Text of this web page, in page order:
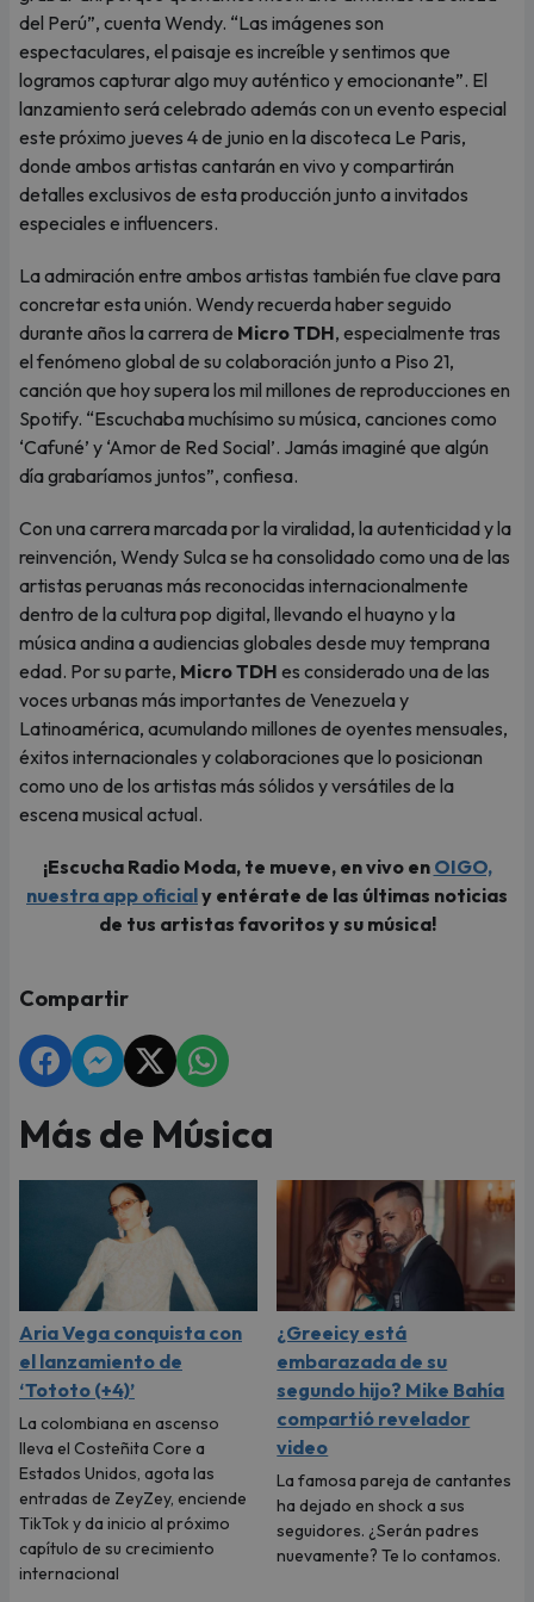
del Perú”, cuenta Wendy. “Las imágenes son
espectaculares, el paisaje es increíble y sentimos que
logramos capturar algo muy auténtico y emocionante”. El
lanzamiento será celebrado además con un evento especial
este próximo jueves 4 de junio en la discoteca Le Paris,
donde ambos artistas cantarán en vivo y compartirán
detalles exclusivos de esta producción junto a invitados
especiales e influencers.
La admiración entre ambos artistas también fue clave para
concretar esta unión. Wendy recuerda haber seguido
durante años la carrera de Micro TDH, especialmente tras
el fenómeno global de su colaboración junto a Piso 21,
canción que hoy supera los mil millones de reproducciones en
Spotify. “Escuchaba muchísimo su música, canciones como
‘Cafuné’ y ‘Amor de Red Social’. Jamás imaginé que algún
día grabaríamos juntos”, confiesa.
Con una carrera marcada por la viralidad, la autenticidad y la
reinvención, Wendy Sulca se ha consolidado como una de las
artistas peruanas más reconocidas internacionalmente
dentro de la cultura pop digital, llevando el huayno y la
música andina a audiencias globales desde muy temprana
edad. Por su parte, Micro TDH es considerado una de las
voces urbanas más importantes de Venezuela y
Latinoamérica, acumulando millones de oyentes mensuales,
éxitos internacionales y colaboraciones que lo posicionan
como uno de los artistas más sólidos y versátiles de la
escena musical actual.
¡Escucha Radio Moda, te mueve, en vivo en OIGO,
nuestra app oficialy entérate de las últimas noticias
de tus artistas favoritos y su música!
Compartir
Más de Música
Aria Vega conquista con
el lanzamiento de
‘Tototo (+4)’
La colombiana en ascenso
lleva el Costeñita Core a
Estados Unidos, agota las
entradas de ZeyZey, enciende
TikTok y da inicio al próximo
capítulo de su crecimiento
internacional
¿Greeicy está
embarazada de su
segundo hijo? Mike Bahía
compartió revelador
video
La famosa pareja de cantantes
ha dejado en shock a sus
seguidores. ¿Serán padres
nuevamente? Te lo contamos.